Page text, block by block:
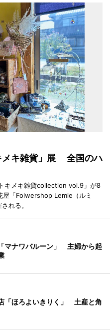
メキ雑貨」展 全国のハ
キメキ雑貨collection vol.9」が8
屋「Folwershop Lemie（ルミ
れる。
マナワバルーン」 主婦から起
「ほろよいきりく」 土産と角